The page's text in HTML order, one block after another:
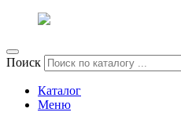
Поиск
Каталог
Меню